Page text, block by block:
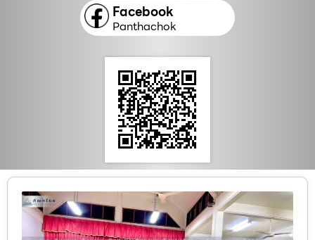
Facebook
Panthachok